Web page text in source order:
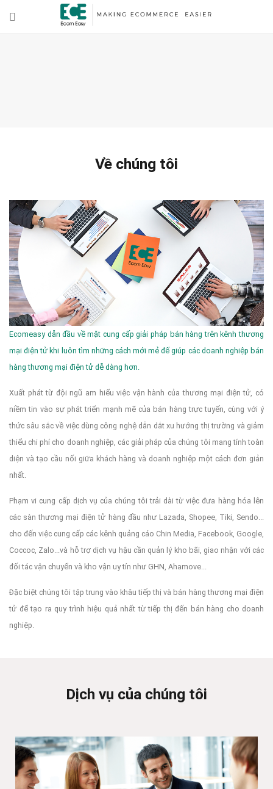
Về chúng tôi
Ecomeasy dẫn đầu về mặt cung cấp giải pháp bán hàng trên kênh thương
mại điện tử khi luôn tìm những cách mới mẻ để giúp các doanh nghiệp bán
hàng thương mại điện tử dễ dàng hơn.
Xuất phát từ đội ngũ am hiểu việc vận hành của thương mại điện tử, có
niềm tin vào sự phát triển mạnh mẽ của bán hàng trực tuyến, cùng với ý
thức sâu sắc về việc dùng công nghệ dẫn dắt xu hướng thị trường và giảm
thiểu chi phí cho doanh nghiệp, các giải pháp của chúng tôi mang tính toàn
diện và tạo cầu nối giữa khách hàng và doanh nghiệp một cách đơn giản
nhất.
Phạm vi cung cấp dịch vụ của chúng tôi trải dài từ việc đưa hàng hóa lên
các sàn thương mại điện tử hàng đầu như Lazada, Shopee, Tiki, Sendo...
cho đến việc cung cấp các kênh quảng cáo Chin Media, Facebook, Google,
Coccoc, Zalo...và hỗ trợ dịch vụ hậu cần quản lý kho bãi, giao nhận với các
đối tác vận chuyển và kho vận uy tín như GHN, Ahamove...
Đặc biệt chúng tôi tập trung vào khâu tiếp thị và bán hàng thương mại điện
tử để tạo ra quy trình hiệu quả nhất từ tiếp thị đến bán hàng cho doanh
nghiệp.
Dịch vụ của chúng tôi